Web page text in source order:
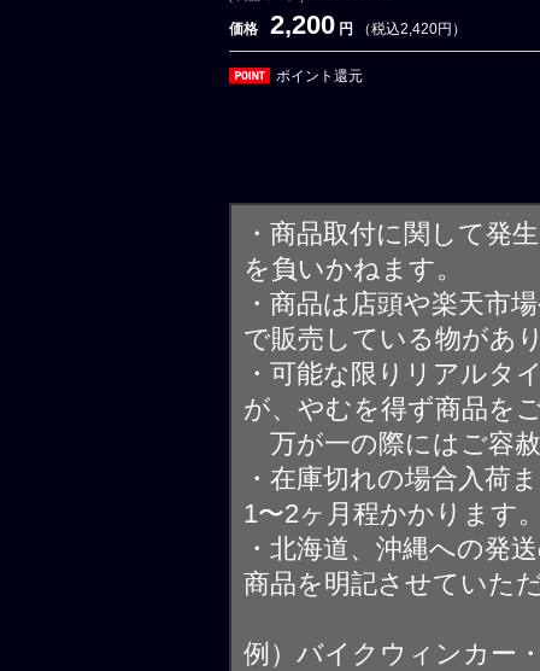
価格 2,200 円 （税込2,420円）
ポイント還元
・商品取付に関して発
を負いかねます。
・商品は店頭や楽天市
で販売している物があ
・可能な限りリアルタ
が、やむを得ず商品を
万が一の際にはご容
・在庫切れの場合入荷
1〜2ヶ月程かかります
・北海道、沖縄への発
商品を明記させていた
例）バイクウィンカー